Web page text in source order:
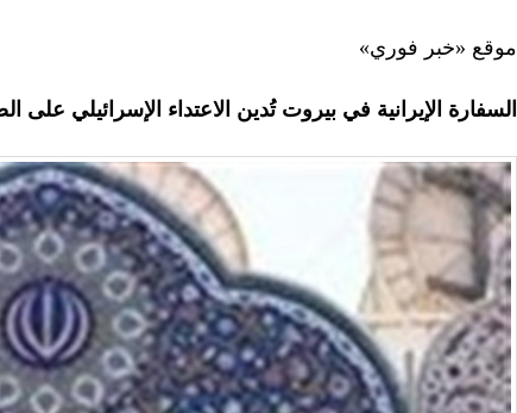
موقع «خبر فوري»
السفارة الإيرانية في بيروت تُدين الاعتداء الإسرائيلي على